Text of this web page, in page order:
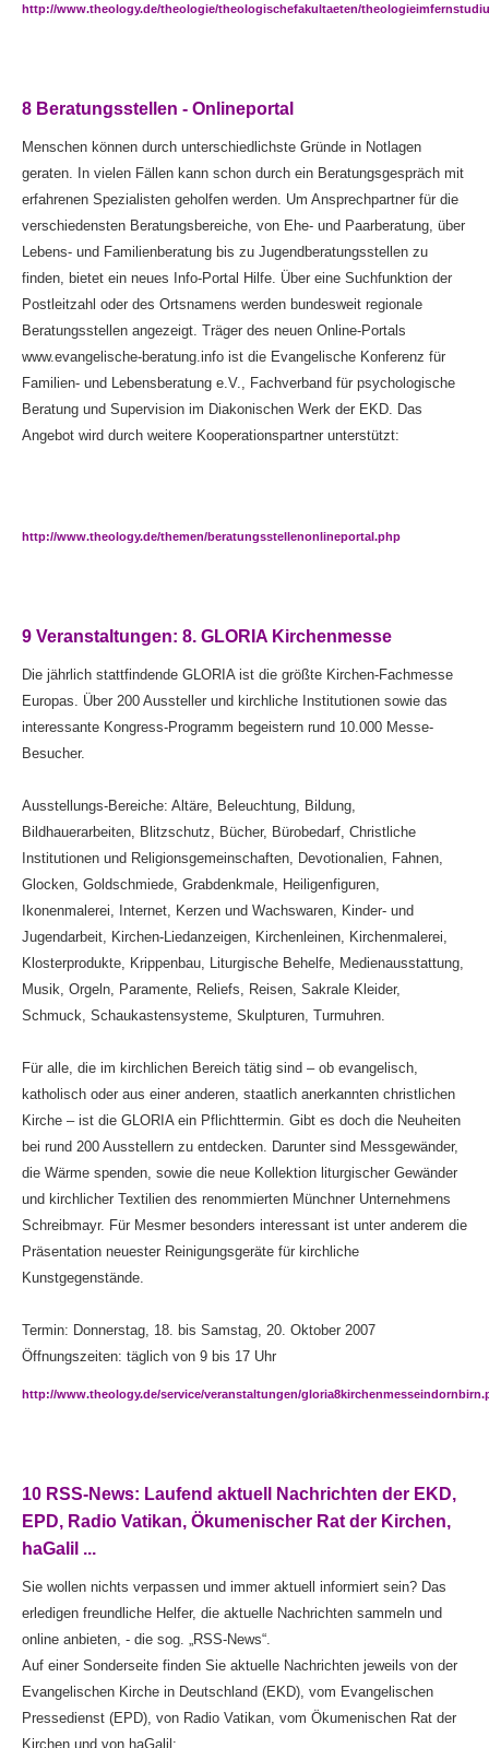
http://www.theology.de/theologie/theologischefakultaeten/
8 Beratungsstellen - Onlineportal
Menschen können durch unterschiedlichste Gründe in Notlagen
geraten. In vielen Fällen kann schon durch ein Beratungsgespräch mit
erfahrenen Spezialisten geholfen werden. Um Ansprechpartner für die
verschiedensten Beratungsbereiche, von Ehe- und Paarberatung, über
Lebens- und Familienberatung bis zu Jugendberatungsstellen zu
finden, bietet ein neues Info-Portal Hilfe. Über eine Suchfunktion der
Postleitzahl oder des Ortsnamens werden bundesweit regionale
Beratungsstellen angezeigt. Träger des neuen Online-Portals
www.evangelische-beratung.info ist die Evangelische Konferenz für
Familien- und Lebensberatung e.V., Fachverband für psychologische
Beratung und Supervision im Diakonischen Werk der EKD. Das
Angebot wird durch weitere Kooperationspartner unterstützt:
http://www.theology.de/themen/beratungsstellenonlineportal.php
9 Veranstaltungen: 8. GLORIA Kirchenmesse
Die jährlich stattfindende GLORIA ist die größte Kirchen-Fachmesse
Europas. Über 200 Aussteller und kirchliche Institutionen sowie das
interessante Kongress-Programm begeistern rund 10.000 Messe-
Besucher.
Ausstellungs-Bereiche: Altäre, Beleuchtung, Bildung,
Bildhauerarbeiten, Blitzschutz, Bücher, Bürobedarf, Christliche
Institutionen und Religionsgemeinschaften, Devotionalien, Fahnen,
Glocken, Goldschmiede, Grabdenkmale, Heiligenfiguren,
Ikonenmalerei, Internet, Kerzen und Wachswaren, Kinder- und
Jugendarbeit, Kirchen-Liedanzeigen, Kirchenleinen, Kirchenmalerei,
Klosterprodukte, Krippenbau, Liturgische Behelfe, Medienausstattung,
Musik, Orgeln, Paramente, Reliefs, Reisen, Sakrale Kleider,
Schmuck, Schaukastensysteme, Skulpturen, Turmuhren.
Für alle, die im kirchlichen Bereich tätig sind – ob evangelisch,
katholisch oder aus einer anderen, staatlich anerkannten christlichen
Kirche – ist die GLORIA ein Pflichttermin. Gibt es doch die Neuheiten
bei rund 200 Ausstellern zu entdecken. Darunter sind Messgewänder,
die Wärme spenden, sowie die neue Kollektion liturgischer Gewänder
und kirchlicher Textilien des renommierten Münchner Unternehmens
Schreibmayr. Für Mesmer besonders interessant ist unter anderem die
Präsentation neuester Reinigungsgeräte für kirchliche
Kunstgegenstände.
Termin: Donnerstag, 18. bis Samstag, 20. Oktober 2007
Öffnungszeiten: täglich von 9 bis 17 Uhr
http://www.theology.de/service/veranstaltungen/
10 RSS-News: Laufend aktuell Nachrichten der EKD,
EPD, Radio Vatikan, Ökumenischer Rat der Kirchen,
haGalil ...
Sie wollen nichts verpassen und immer aktuell informiert sein? Das
erledigen freundliche Helfer, die aktuelle Nachrichten sammeln und
online anbieten, - die sog. „RSS-News“.
Auf einer Sonderseite finden Sie aktuelle Nachrichten jeweils von der
Evangelischen Kirche in Deutschland (EKD), vom Evangelischen
Pressedienst (EPD), von Radio Vatikan, vom Ökumenischen Rat der
Kirchen und von haGalil: